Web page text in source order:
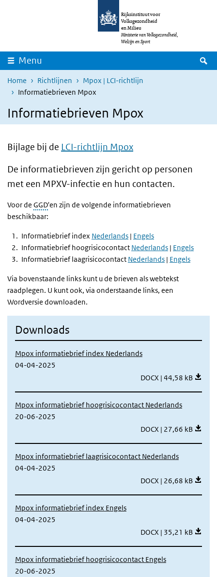
Overslaan en naar de inhoud gaan
Rijksinstituut voor
Volksgezondheid
en Milieu
Ministerie van Volksgezondheid,
Welzijn en Sport
Menu
Home Richtlijnen
Mpox | LCI-richtlijn
Informatiebrieven Mpox
Informatiebrieven Mpox
Bijlage bij de LCI-richtlijn Mpox
De informatiebrieven zijn gericht op personen
met een MPXV-infectie en hun contacten.
Voor de GGD'en zijn de volgende informatiebrieven
beschikbaar:
Informatiebrief index Nederlands | Engels
Informatiebrief hoogrisicocontact Nederlands | Engels
Informatiebrief laagrisicocontact Nederlands | Engels
Via bovenstaande links kunt u de brieven als webtekst
raadplegen. U kunt ook, via onderstaande links, een
Wordversie downloaden.
Downloads
Mpox informatiebrief index Nederlands
04-04-2025
Mpox informatiebrief
DOCX | 44,58 kB
Mpox informatiebrief hoogrisicocontact Nederlands
20-06-2025
Mpox informatiebrief
DOCX | 27,66 kB
Mpox informatiebrief laagrisicocontact Nederlands
04-04-2025
Mpox informatiebrief
DOCX | 26,68 kB
Mpox informatiebrief index Engels
04-04-2025
Mpox informatiebrief
DOCX | 35,21 kB
Mpox informatiebrief hoogrisicocontact Engels
20-06-2025